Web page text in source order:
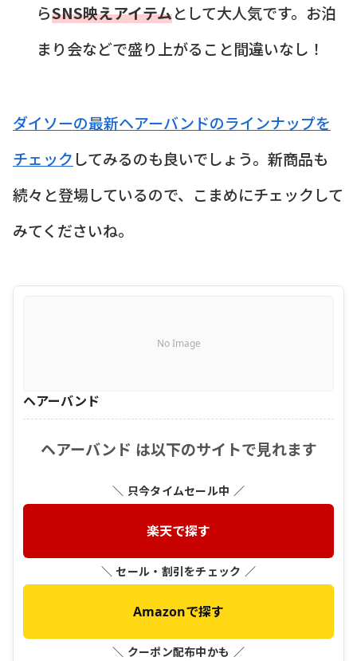
らSNS映えアイテムとして大人気です。お泊
まり会などで盛り上がること間違いなし！
ダイソーの最新ヘアーバンドのラインナップを
チェック してみるのも良いでしょう。新商品も
続々と登場しているので、こまめにチェックして
みてくださいね。
No Image
ヘアーバンド
ヘアーバンド は以下のサイトで見れます
＼ 只今タイムセール中 ／
楽天で探す
＼ セール・割引をチェック ／
Amazonで探す
＼ クーポン配布中かも ／